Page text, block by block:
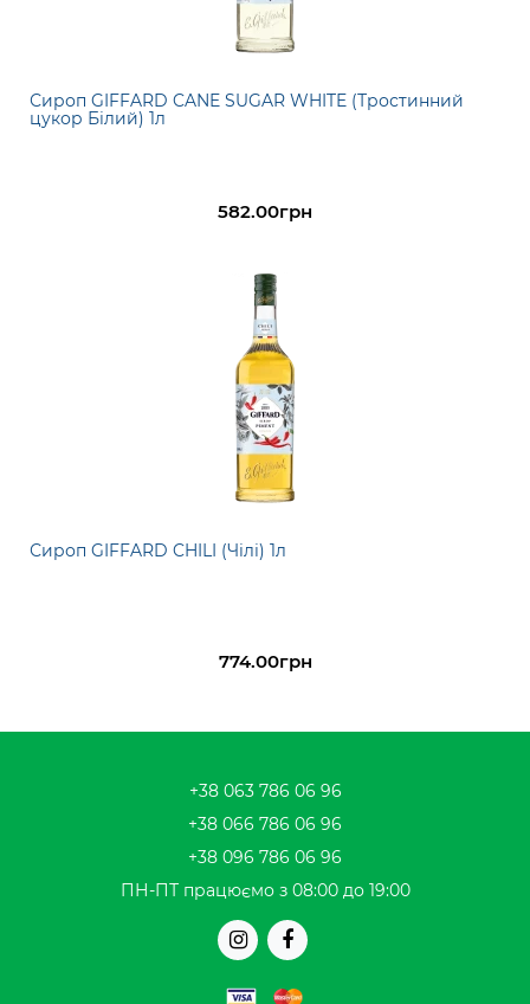
Сироп GIFFARD CANE SUGAR WHITE (Тростинний
цукор Білий) 1л
582.00грн
Сироп GIFFARD CHILI (Чілі) 1л
774.00грн
+38 063 786 06 96
+38 066 786 06 96
+38 096 786 06 96
ПН-ПТ працюємо з 08:00 до 19:00